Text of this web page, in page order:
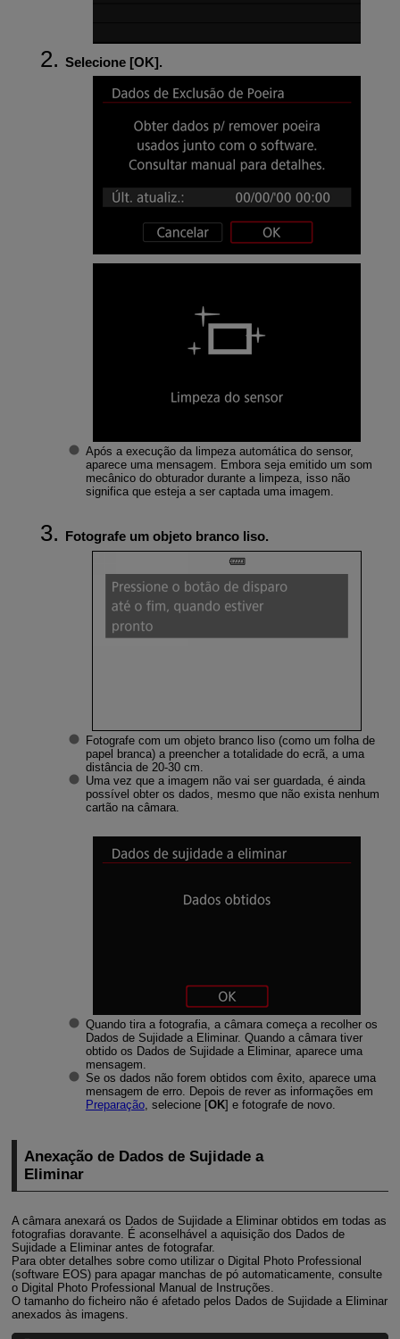
Selecione [OK].
Após a execução da limpeza automática do sensor,
aparece uma mensagem. Embora seja emitido um som
mecânico do obturador durante a limpeza, isso não
significa que esteja a ser captada uma imagem.
Fotografe um objeto branco liso.
Fotografe com um objeto branco liso (como um folha de
papel branca) a preencher a totalidade do ecrã, a uma
distância de 20-30 cm.
Uma vez que a imagem não vai ser guardada, é ainda
possível obter os dados, mesmo que não exista nenhum
cartão na câmara.
Quando tira a fotografia, a câmara começa a recolher os
Dados de Sujidade a Eliminar. Quando a câmara tiver
obtido os Dados de Sujidade a Eliminar, aparece uma
mensagem.
Se os dados não forem obtidos com êxito, aparece uma
mensagem de erro. Depois de rever as informações em
Preparação, selecione [OK] e fotografe de novo.
Anexação de Dados de Sujidade a
Eliminar
A câmara anexará os Dados de Sujidade a Eliminar obtidos em todas as
fotografias doravante. É aconselhável a aquisição dos Dados de
Sujidade a Eliminar antes de fotografar.
Para obter detalhes sobre como utilizar o Digital Photo Professional
(software EOS) para apagar manchas de pó automaticamente, consulte
o Digital Photo Professional Manual de Instruções.
O tamanho do ficheiro não é afetado pelos Dados de Sujidade a Eliminar
anexados às imagens.